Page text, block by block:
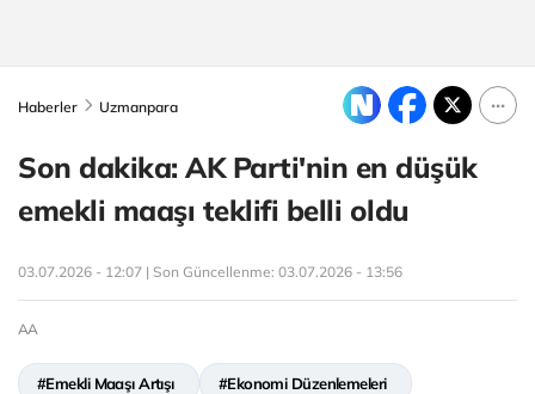
Haberler Uzmanpara
Son dakika: AK Parti'nin en düşük
emekli maaşı teklifi belli oldu
03.07.2026 - 12:07 | Son Güncellenme: 03.07.2026 - 13:56
AA
#Emekli Maaşı Artışı #Ekonomi Düzenlemeleri